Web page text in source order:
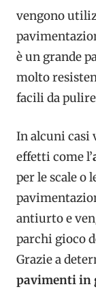
vengono
è un grande
molto
facili da
In alcuni casi
effetti come l’
per le scale o
antiurto e
parchi gioco
Grazie a
pavimenti in